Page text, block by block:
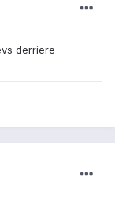
derriere